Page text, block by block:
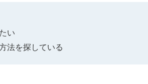
い
法を探している